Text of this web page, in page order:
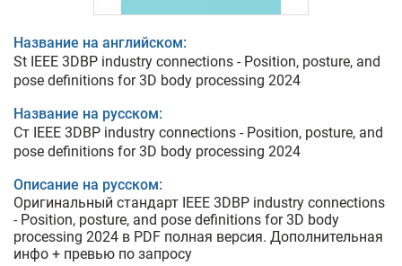
Название на английском:
St IEEE 3DBP industry connections - Position, posture, and
pose definitions for 3D body processing 2024
Название на русском:
Ст IEEE 3DBP industry connections - Position, posture, and
pose definitions for 3D body processing 2024
Описание на русском:
Оригинальный стандарт IEEE 3DBP industry connections
- Position, posture, and pose definitions for 3D body
processing 2024 в PDF полная версия. Дополнительная
инфо + превью по запросу